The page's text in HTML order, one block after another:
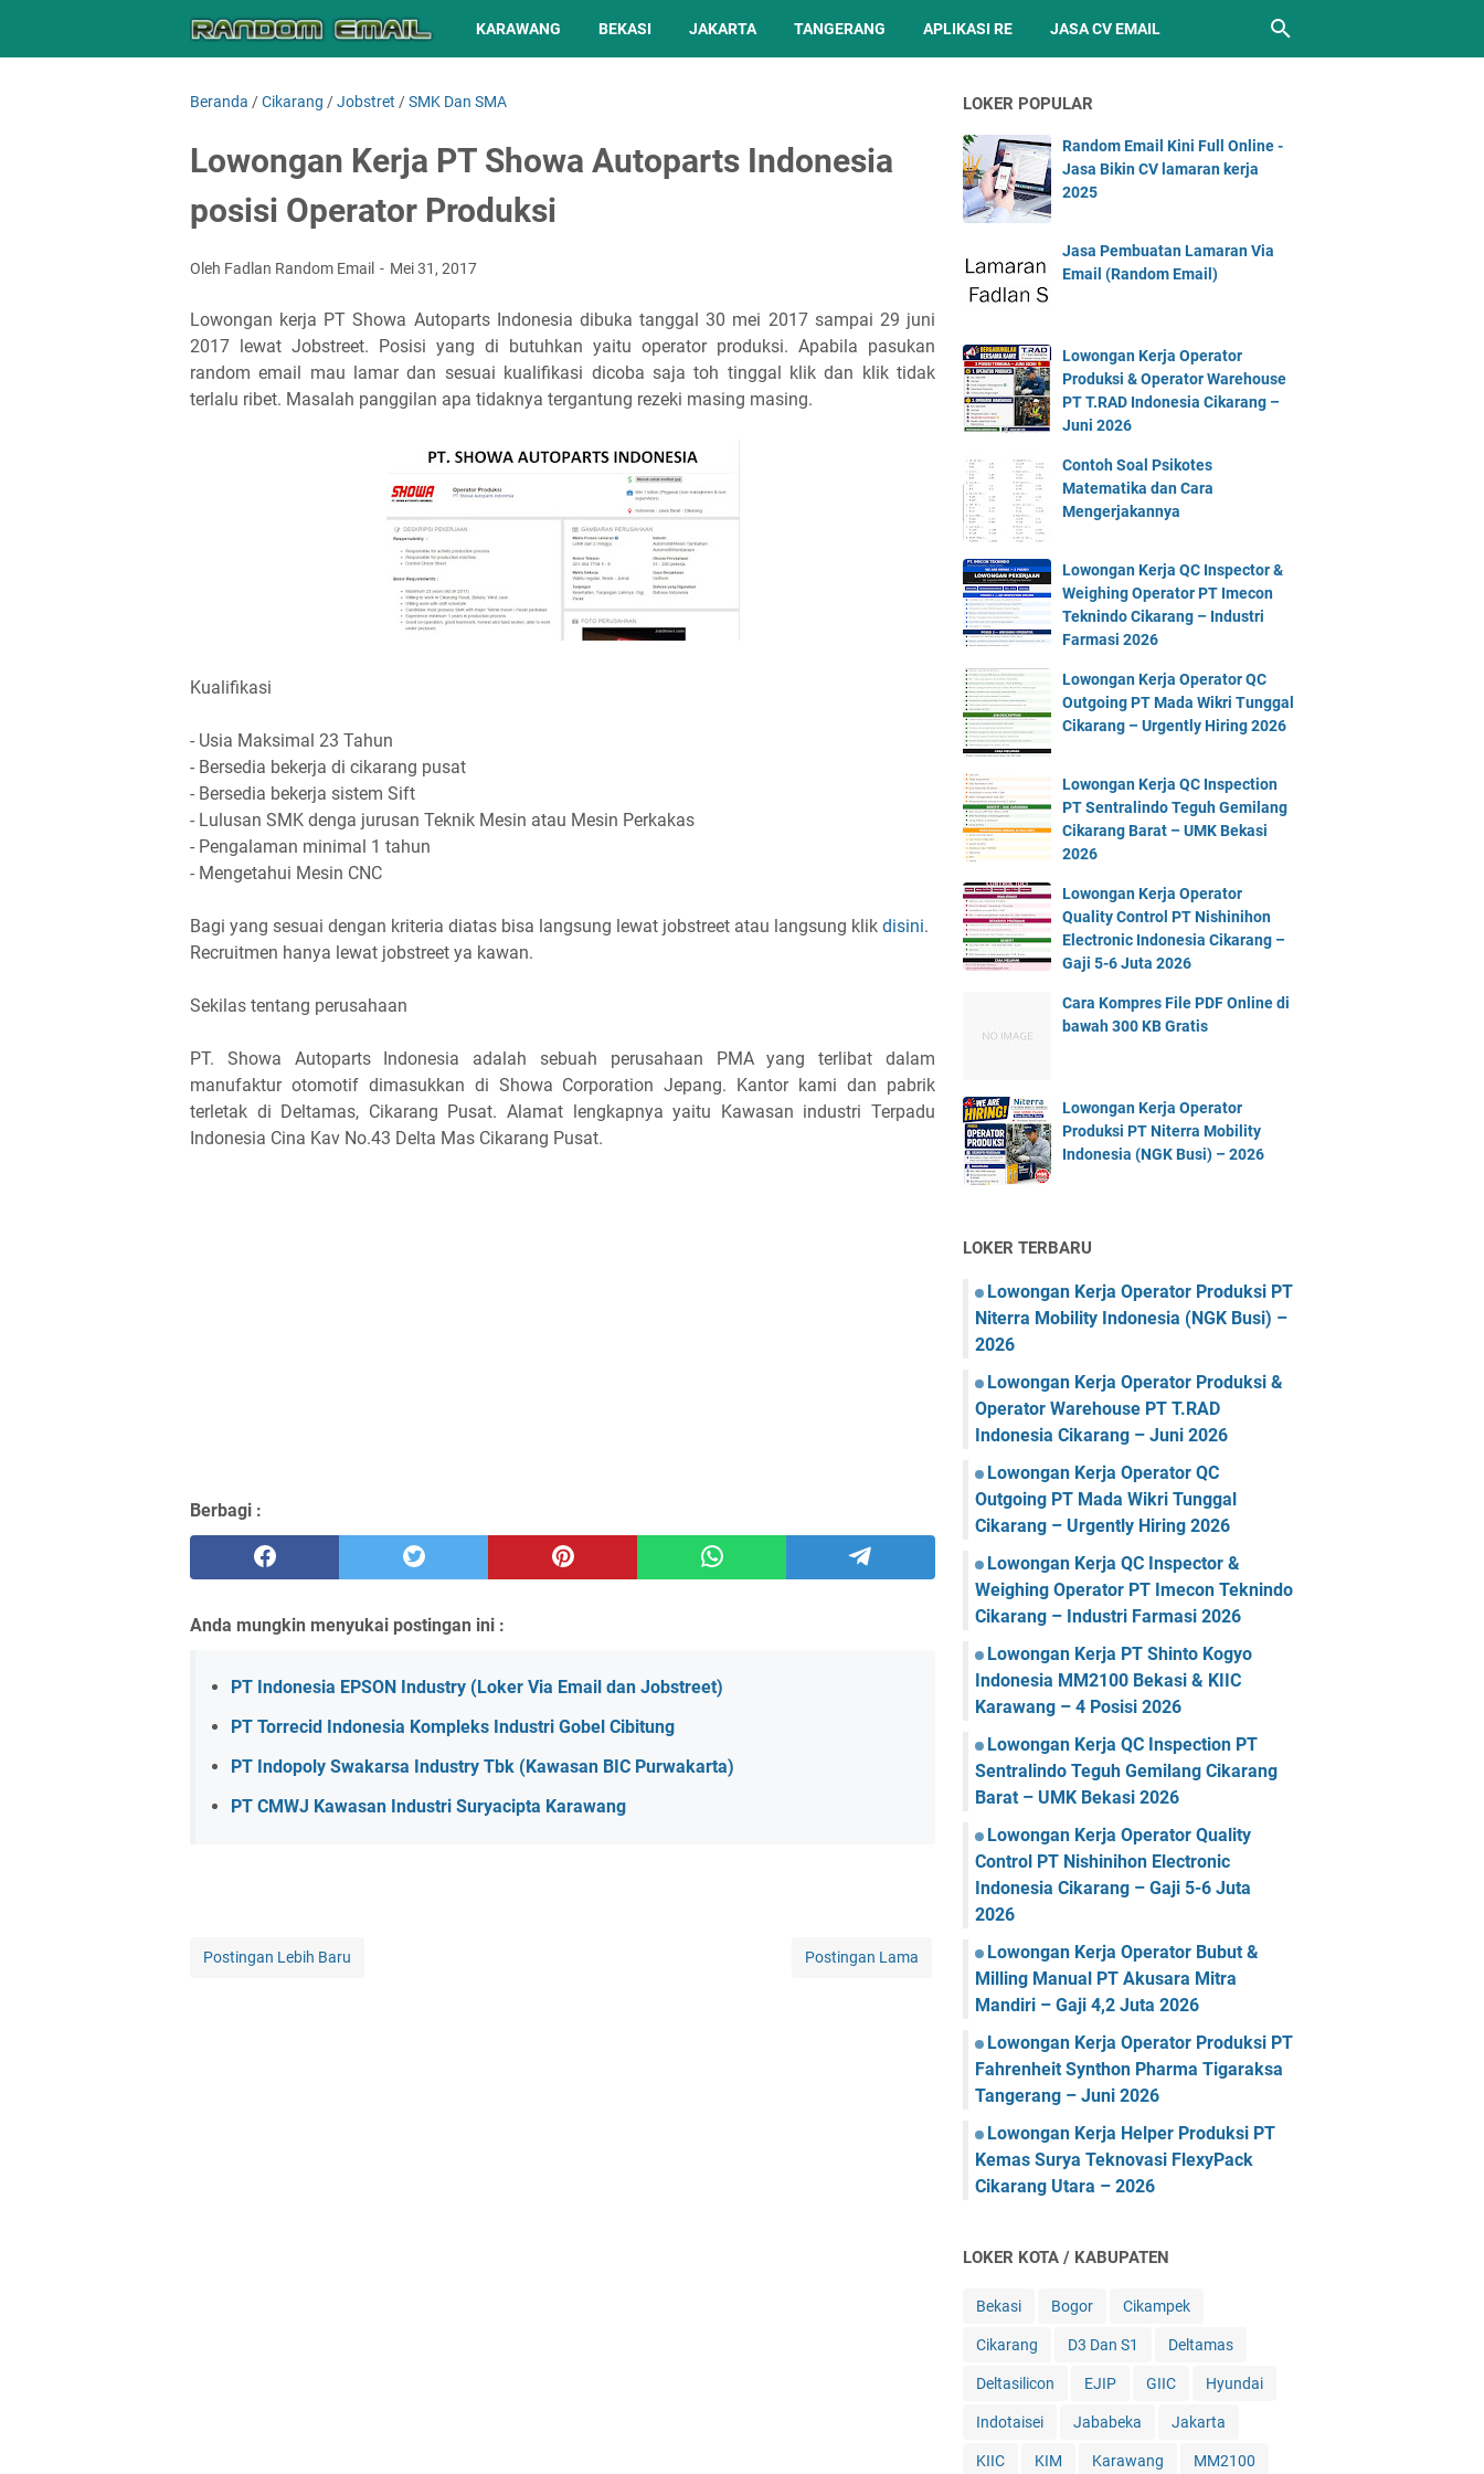
KARAWANG BEKASI JAKARTA TANGERANG APLIKASI RE JASA CV EMAIL
Beranda /Cikarang /Jobstret /SMK Dan SMA
Lowongan Kerja PT Showa Autoparts Indonesia
posisi Operator Produksi
Oleh Fadlan Random Email Mei 31, 2017
Lowongan kerja PT Showa Autoparts Indonesia dibuka tanggal 30 mei 2017 sampai 29 juni
2017 lewat Jobstreet. Posisi yang di butuhkan yaitu operator produksi. Apabila pasukan
random email mau lamar dan sesuai kualifikasi dicoba saja toh tinggal klik dan klik tidak
terlalu ribet. Masalah panggilan apa tidaknya tergantung rezeki masing masing.
Kualifikasi
- Usia Maksimal 23 Tahun
- Bersedia bekerja di cikarang pusat
- Bersedia bekerja sistem Sift
- Lulusan SMK denga jurusan Teknik Mesin atau Mesin Perkakas
- Pengalaman minimal 1 tahun
- Mengetahui Mesin CNC
Bagi yang sesuai dengan kriteria diatas bisa langsung lewat jobstreet atau langsung klik disini.
Recruitmen hanya lewat jobstreet ya kawan.
Sekilas tentang perusahaan
PT. Showa Autoparts Indonesia adalah sebuah perusahaan PMA yang terlibat dalam
manufaktur otomotif dimasukkan di Showa Corporation Jepang. Kantor kami dan pabrik
terletak di Deltamas, Cikarang Pusat. Alamat lengkapnya yaitu Kawasan industri Terpadu
Indonesia Cina Kav No.43 Delta Mas Cikarang Pusat.
Berbagi :
Anda mungkin menyukai postingan ini :
PT Indonesia EPSON Industry (Loker Via Email dan Jobstreet)
PT Torrecid Indonesia Kompleks Industri Gobel Cibitung
PT Indopoly Swakarsa Industry Tbk (Kawasan BIC Purwakarta)
PT CMWJ Kawasan Industri Suryacipta Karawang
Postingan Lebih Baru Postingan Lama
LOKER POPULAR
Random Email Kini Full Online -
Jasa Bikin CV lamaran kerja
2025
Jasa Pembuatan Lamaran Via
Email (Random Email)
Lowongan Kerja Operator
Produksi & Operator Warehouse
PT T.RAD Indonesia Cikarang –
Juni 2026
Contoh Soal Psikotes
Matematika dan Cara
Mengerjakannya
Lowongan Kerja QC Inspector &
Weighing Operator PT Imecon
Teknindo Cikarang – Industri
Farmasi 2026
Lowongan Kerja Operator QC
Outgoing PT Mada Wikri Tunggal
Cikarang – Urgently Hiring 2026
Lowongan Kerja QC Inspection
PT Sentralindo Teguh Gemilang
Cikarang Barat – UMK Bekasi
2026
Lowongan Kerja Operator
Quality Control PT Nishinihon
Electronic Indonesia Cikarang –
Gaji 5-6 Juta 2026
Cara Kompres File PDF Online di
bawah 300 KB Gratis
Lowongan Kerja Operator
Produksi PT Niterra Mobility
Indonesia (NGK Busi) – 2026
LOKER TERBARU
Lowongan Kerja Operator Produksi PT
Niterra Mobility Indonesia (NGK Busi) –
2026
Lowongan Kerja Operator Produksi &
Operator Warehouse PT T.RAD
Indonesia Cikarang – Juni 2026
Lowongan Kerja Operator QC
Outgoing PT Mada Wikri Tunggal
Cikarang – Urgently Hiring 2026
Lowongan Kerja QC Inspector &
Weighing Operator PT Imecon Teknindo
Cikarang – Industri Farmasi 2026
Lowongan Kerja PT Shinto Kogyo
Indonesia MM2100 Bekasi & KIIC
Karawang – 4 Posisi 2026
Lowongan Kerja QC Inspection PT
Sentralindo Teguh Gemilang Cikarang
Barat – UMK Bekasi 2026
Lowongan Kerja Operator Quality
Control PT Nishinihon Electronic
Indonesia Cikarang – Gaji 5-6 Juta
2026
Lowongan Kerja Operator Bubut &
Milling Manual PT Akusara Mitra
Mandiri – Gaji 4,2 Juta 2026
Lowongan Kerja Operator Produksi PT
Fahrenheit Synthon Pharma Tigaraksa
Tangerang – Juni 2026
Lowongan Kerja Helper Produksi PT
Kemas Surya Teknovasi FlexyPack
Cikarang Utara – 2026
LOKER KOTA / KABUPATEN
Bekasi Bogor Cikampek
Cikarang D3 Dan S1 Deltamas
Deltasilicon EJIP GIIC Hyundai
Indotaisei Jababeka Jakarta
KIIC KIM Karawang MM2100